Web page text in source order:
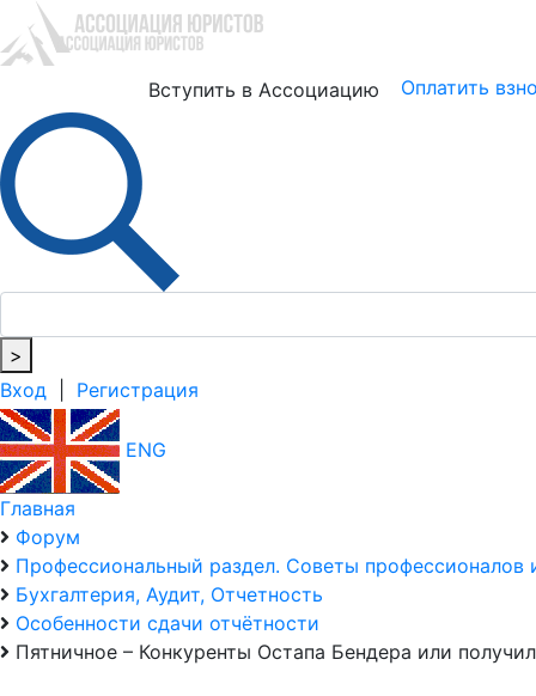
Вступить в Ассоциацию Оплатить
>
Вход
Регистрация
ENG
Главная
Форум
Профессиональный раздел. Советы
Бухгалтерия, Аудит, Отчетность
Особенности сдачи отчётности
Пятничное – Конкуренты Остапа Бендера или